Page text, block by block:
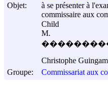
Objet:
à se présenter à
commissaire aux
Child
M.
Christophe
Groupe:
Commissariat aux